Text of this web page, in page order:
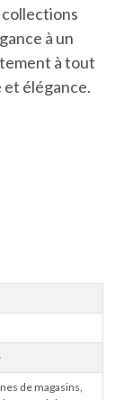
collections
à un
à tout
élégance.
de magasins,